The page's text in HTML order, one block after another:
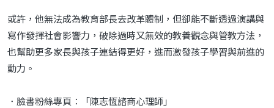
或許，他無法成為教育部長去改革體制，但卻能不斷透過演講與
寫作發揮社會影響力，破除過時又無效的教養觀念與管教方法，
也幫助更多家長與孩子連結得更好，進而激發孩子學習與前進的
動力。
．臉書粉絲專頁：「陳志恆諮商心理師」